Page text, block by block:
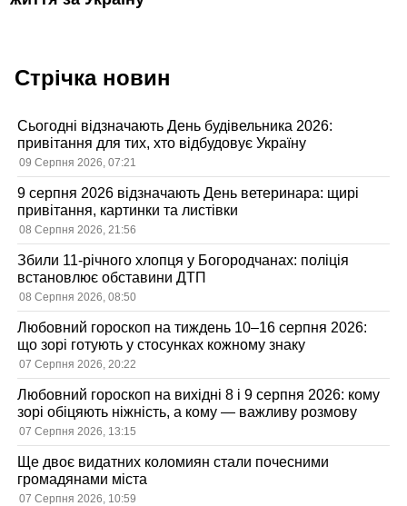
Стрічка новин
Сьогодні відзначають День будівельника 2026:
привітання для тих, хто відбудовує Україну
09 Серпня 2026, 07:21
9 серпня 2026 відзначають День ветеринара: щирі
привітання, картинки та листівки
08 Серпня 2026, 21:56
Збили 11-річного хлопця у Богородчанах: поліція
встановлює обставини ДТП
08 Серпня 2026, 08:50
Любовний гороскоп на тиждень 10–16 серпня 2026:
що зорі готують у стосунках кожному знаку
07 Серпня 2026, 20:22
Любовний гороскоп на вихідні 8 і 9 серпня 2026: кому
зорі обіцяють ніжність, а кому — важливу розмову
07 Серпня 2026, 13:15
Ще двоє видатних коломиян стали почесними
громадянами міста
07 Серпня 2026, 10:59